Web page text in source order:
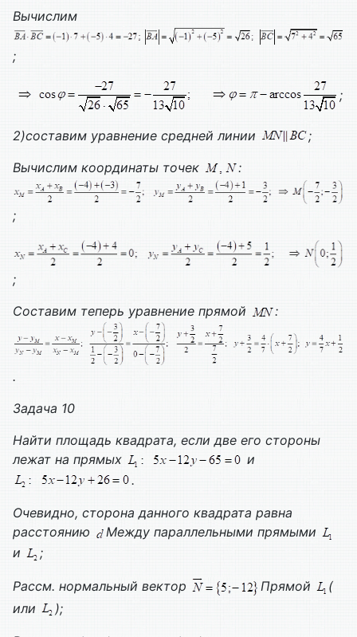
Вычислим
;
;
2)составим уравнение средней линии ;
Вычислим координаты точек :
;
;
Составим теперь уравнение прямой
:
.
Задача 10
Найти площадь квадрата, если две его стороны
лежат на прямых
и
.
Очевидно, сторона данного квадрата равна
расстоянию
Между параллельными прямыми
и
;
Рассм. нормальный вектор Прямой
(
или
);